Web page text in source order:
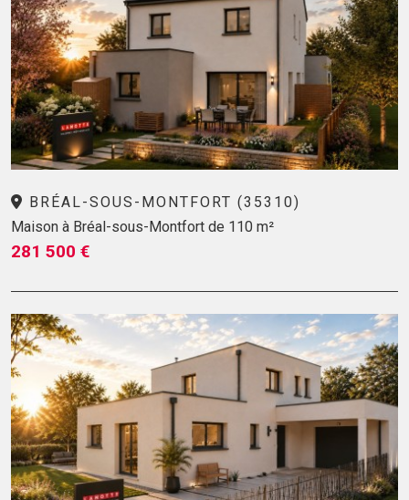
BRÉAL-SOUS-MONTFORT (35310)
Maison à Bréal-sous-Montfort de 110 m²
281 500 €